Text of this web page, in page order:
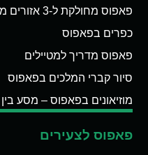
פאפוס מחולקת ל-3 אזורים מרכזיים – קאטו, מרכז ועילית
כפרים בפאפוס
פאפוס מדריך למטיילים
סיור קברי המלכים בפאפוס
מוזיאונים בפאפוס – מסע
פאפוס לצעירים